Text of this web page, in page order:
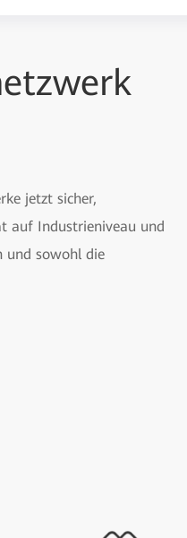
jetzt sicher,
auf Industrieniveau und
und sowohl die